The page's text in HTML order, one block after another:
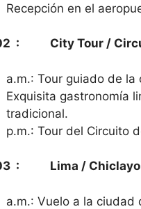
Recepción en el
: City Tour /
a.m.: Tour guiado de
Exquisita gastronomía
tradicional.
p.m.: Tour del Circuito
: Lima / Chiclayo /
a.m.: Vuelo a la ciudad